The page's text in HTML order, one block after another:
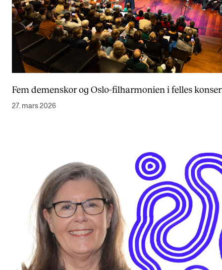
Fem demenskor og Oslo-filharmonien i felles
27. mars 2026